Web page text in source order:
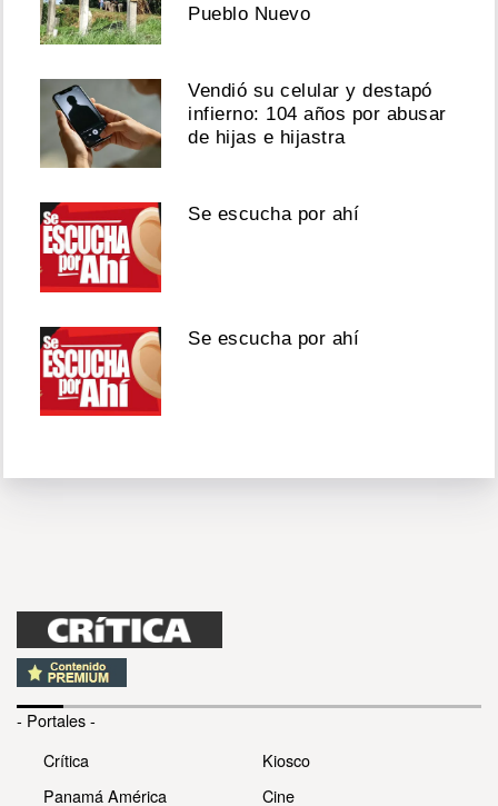
Pueblo Nuevo
Vendió su celular y destapó
infierno: 104 años por abusar
de hijas e hijastra
Se escucha por ahí
Se escucha por ahí
- Portales -
Crítica
Panamá América
Kiosco
Cine